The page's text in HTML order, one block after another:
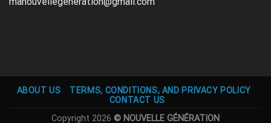
ABOUT US
TERMS, CONDITIONS, AND PRIVACY POLICY
CONTACT US
Copyright 2026 © NOUVELLE GÉNÉRATION